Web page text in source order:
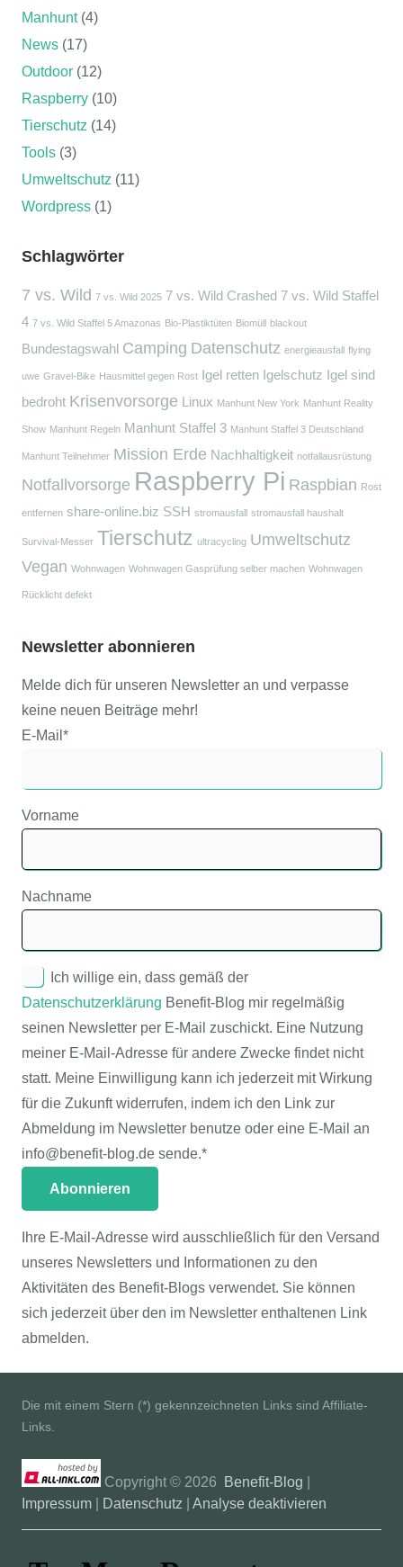
Manhunt(4)
News (17)
Outdoor (12)
Raspberry (10)
Tierschutz (14)
Tools (3)
Umweltschutz (11)
Wordpress (1)
Schlagwörter
7 vs. Wild 7 vs. Wild 2025 7 vs. Wild Crashed 7 vs. Wild Staffel
4 7 vs. Wild Staffel 5 Amazonas Bio-Plastiktüten Biomüll blackout
Bundestagswahl Camping Datenschutz energieausfall flying
uwe Gravel-Bike Hausmittel gegen Rost Igel retten Igelschutz Igel sind
bedroht Krisenvorsorge Linux Manhunt New York Manhunt Reality
Show Manhunt Regeln Manhunt Staffel 3 Manhunt Staffel 3 Deutschland
Manhunt Teilnehmer Mission Erde Nachhaltigkeit notfallausrüstung
Notfallvorsorge Raspberry Pi Raspbian Rost
entfernen share-online.biz SSH stromausfall stromausfall haushalt
Survival-Messer Tierschutz ultracycling Umweltschutz
Vegan Wohnwagen Wohnwagen Gasprüfung selber machen Wohnwagen
Rücklicht defekt
Newsletter abonnieren
Melde dich für unseren Newsletter an und verpasse
keine neuen Beiträge mehr!
E-Mail*
Vorname
Nachname
Ich willige ein, dass gemäß der
Datenschutzerklärung Benefit-Blog mir regelmäßig
seinen Newsletter per E-Mail zuschickt. Eine Nutzung
meiner E-Mail-Adresse für andere Zwecke findet nicht
statt. Meine Einwilligung kann ich jederzeit mit Wirkung
für die Zukunft widerrufen, indem ich den Link zur
Abmeldung im Newsletter benutze oder eine E-Mail an
info@benefit-blog.de sende.*
Ihre E-Mail-Adresse wird ausschließlich für den Versand
unseres Newsletters und Informationen zu den
Aktivitäten des Benefit-Blogs verwendet. Sie können
sich jederzeit über den im Newsletter enthaltenen Link
abmelden.
Die mit einem Stern (*) gekennzeichneten Links sind Affiliate-
Links.
Copyright © 2026 Benefit-Blog
Impressum
Datenschutz Analyse deaktivieren